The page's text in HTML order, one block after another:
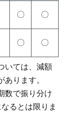
〇 〇
〇 〇
いては、減額
ります。
数で振り分け
るとは限りま